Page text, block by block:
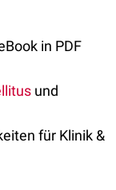
in PDF
und
für Klinik &